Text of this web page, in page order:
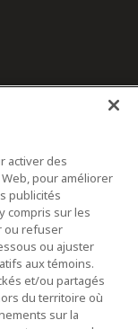
| New York
activer des
pour améliorer
publicités
compris sur les
ou refuser
ou ajuster
aux témoins.
et/ou partagés
du territoire où
sur la